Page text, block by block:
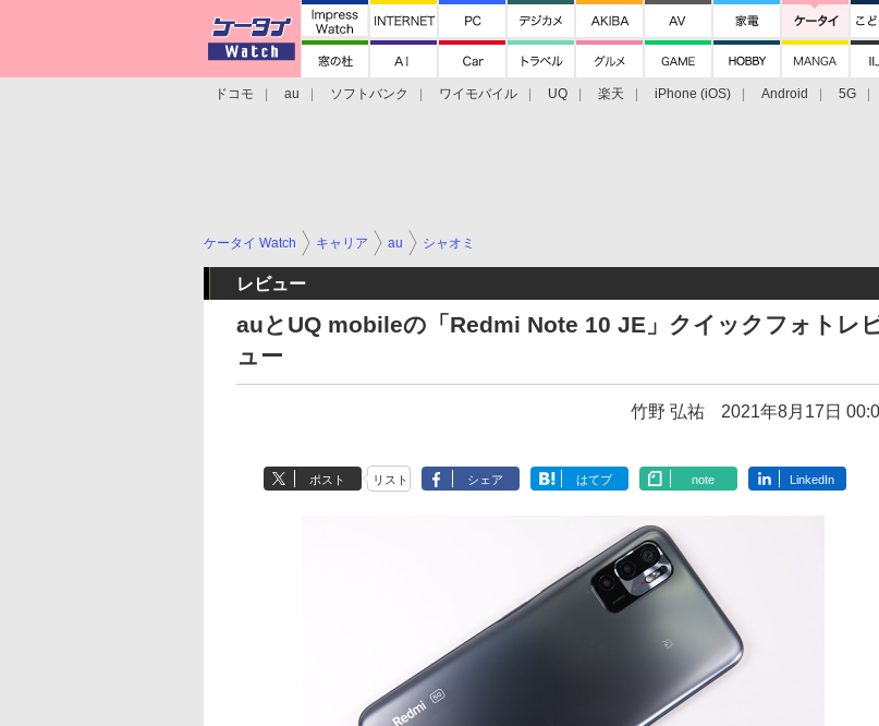
ドコモ au ソフトバンク ワイモバイル UQ 楽天 iPhone (iOS) Android 5G
ケータイ Watch キャリア au シャオミ
レビュー
auとUQ mobileの「Redmi Note 10 JE」クイックフォトレ
ュー
竹野 弘祐 2021年8月17日
ポスト リスト シェア はてブ note LinkedIn